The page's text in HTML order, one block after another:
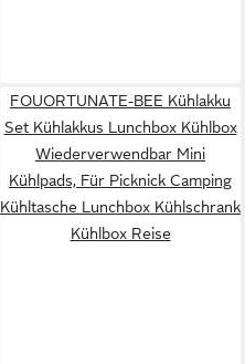
FOUORTUNATE-BEE Kühlakku
Set Kühlakkus Lunchbox Kühlbox
Wiederverwendbar Mini
Kühlpads, Für Picknick Camping
Kühltasche Lunchbox Kühlschrank
Kühlbox Reise